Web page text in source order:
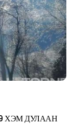
ХЭМ ДУЛААН